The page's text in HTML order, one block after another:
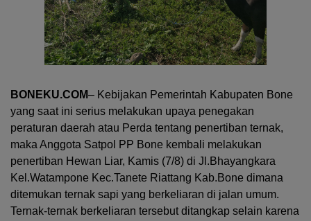
BONEKU.COM– Kebijakan Pemerintah Kabupaten Bone
yang saat ini serius melakukan upaya penegakan
peraturan daerah atau Perda tentang penertiban ternak,
maka Anggota Satpol PP Bone kembali melakukan
penertiban Hewan Liar, Kamis (7/8) di Jl.Bhayangkara
Kel.Watampone Kec.Tanete Riattang Kab.Bone dimana
ditemukan ternak sapi yang berkeliaran di jalan umum.
Ternak-ternak berkeliaran tersebut ditangkap selain karena